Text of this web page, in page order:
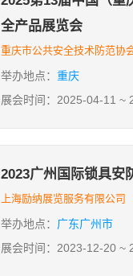
全产品展览会
重庆市公共安全技术防范协
举办地点： 重庆
展会时间：2025-04-11 ~
2023广州国际锁具安
上海励纳展览服务有限公司
举办地点： 广东广州市
展会时间：2023-12-20 ~